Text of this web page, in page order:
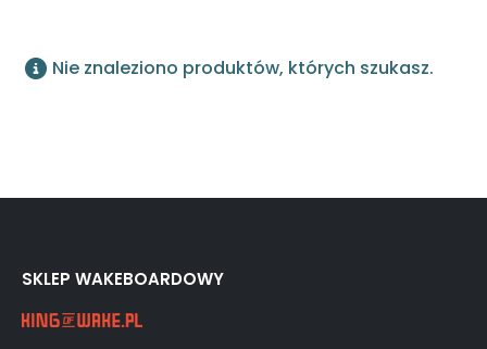
Nie znaleziono produktów, których szukasz.
SKLEP WAKEBOARDOWY